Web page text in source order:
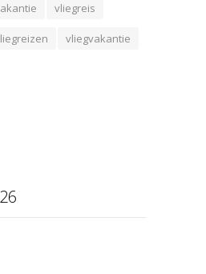
vliegreis
vliegvakantie